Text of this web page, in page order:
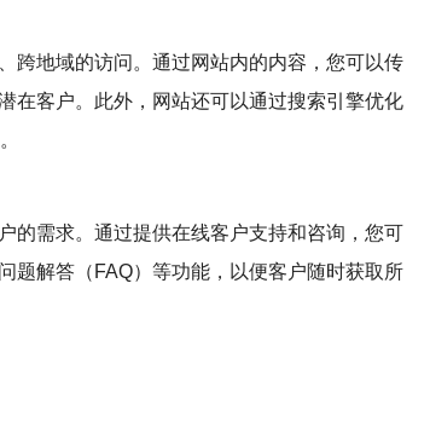
跨地域的访问。通过网站内的内容，您可以传
在客户。此外，网站还可以通过搜索引擎优化
的需求。通过提供在线客户支持和咨询，您可
题解答（FAQ）等功能，以便客户随时获取所